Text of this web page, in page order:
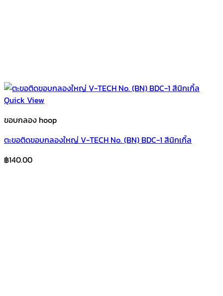
Quick View
ขอบกลอง hoop
ตะขอติดขอบกลองใหญ่ V-TECH No. (BN) BDC-1 สีนิกเกิ้ล
฿140.00